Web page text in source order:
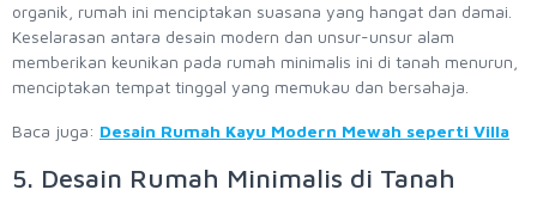
organik, rumah ini menciptakan suasana yang hangat dan damai.
Keselarasan antara desain modern dan unsur-unsur alam
memberikan keunikan pada rumah minimalis ini di tanah menurun,
menciptakan tempat tinggal yang memukau dan bersahaja.
Baca juga: Desain Rumah Kayu Modern Mewah seperti Villa
5. Desain Rumah Minimalis di Tanah